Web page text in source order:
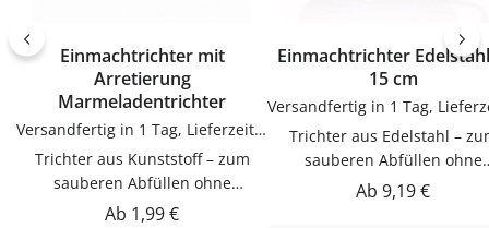
Einmachtrichter mit
Arretierung
Marmeladentrichter
Versandfertig in 1 Tag, Lieferzeit 1-3 Tage
Trichter aus Kunststoff – zum
sauberen Abfüllen ohne
KleckernTrichter zum sauberen
Regulärer Preis:
Ab 1,99 €
Einmachtrichter
15 cm
Trichter aus Edelstahl – zum
sauberen Abfüllen ohne
KleckernTrichter zum
Regulärer Preis:
Ab 9,19 €